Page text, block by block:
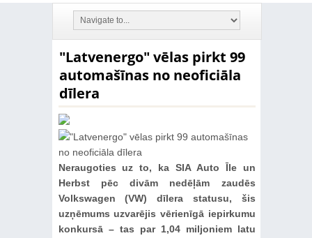
"Latvenergo" vēlas pirkt 99
automašīnas no neoficiāla
dīlera
Neraugoties uz to, ka SIA Auto Īle un
Herbst pēc divām nedēļām zaudēs
Volkswagen (VW) dīlera statusu, šis
uzņēmums uzvarējis vērienīgā iepirkumu
konkursā – tas par 1,04 miljoniem latu